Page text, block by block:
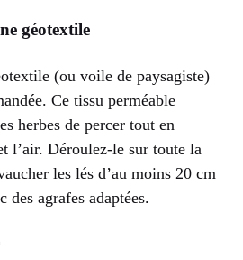
géotextile
(ou voile de paysagiste)
Ce tissu perméable
herbes de percer tout en
l’air. Déroulez-le sur toute la
les lés d’au moins 20 cm
des agrafes adaptées.